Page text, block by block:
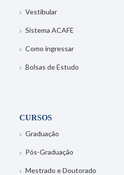
Vestibular
Sistema ACAFE
Como ingressar
Bolsas de Estudo
CURSOS
Graduação
Pós-Graduação
Mestrado e Doutorado